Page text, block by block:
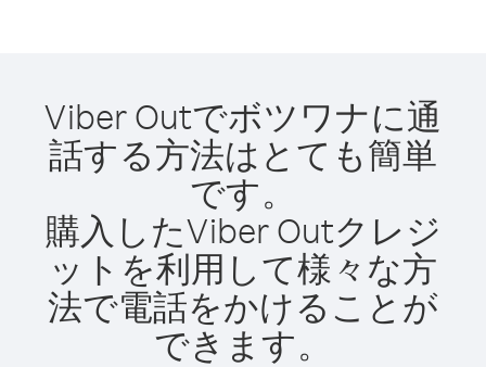
Viber Outでボツワナに通
話する方法はとても簡単
です。
購入したViber Outクレジ
ットを利用して様々な方
法で電話をかけることが
できます。